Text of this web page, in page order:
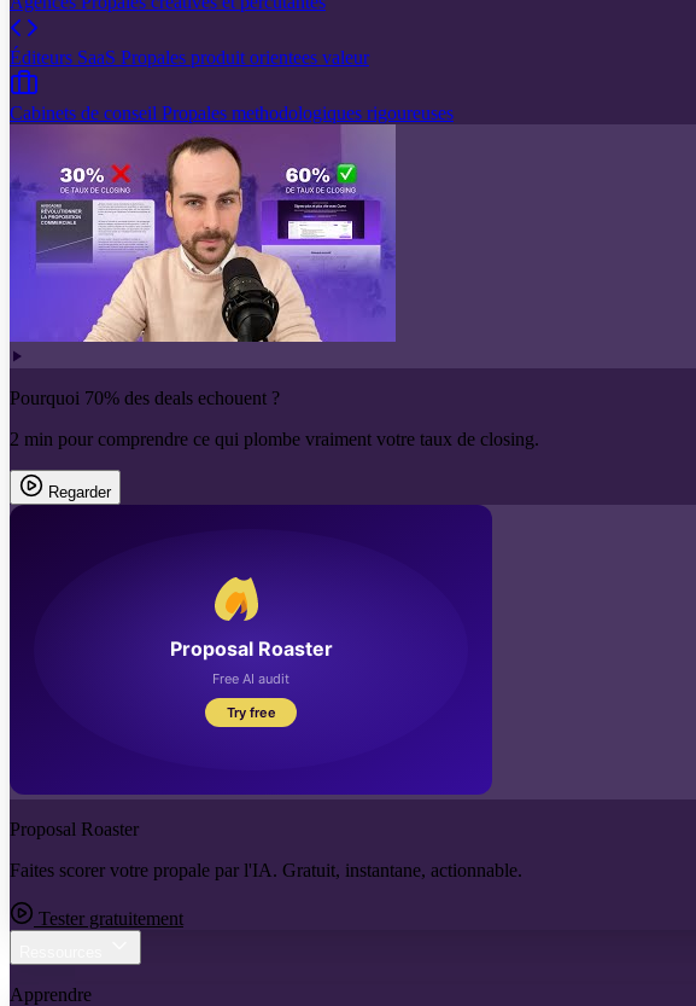
Éditeurs SaaS Propales produit orientees valeur
Cabinets de conseil Propales methodologiques rigoureuses
Pourquoi 70% des deals echouent ?
2 min pour comprendre ce qui plombe vraiment votre taux de closing.
Regarder
Proposal Roaster
Faites scorer votre propale par l'IA. Gratuit, instantane, actionnable.
Tester gratuitement
Apprendre